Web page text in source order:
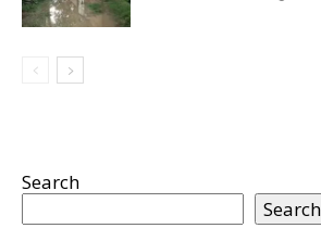
Search
Search